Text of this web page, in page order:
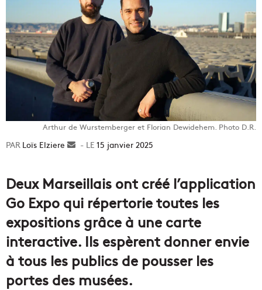
Arthur de Wurstemberger et Florian Dewidehem. Photo D.R.
Loïs Elziere
Envoyer15 janvier 2025
Deux Marseillais ont créé l’application
Go Expo qui répertorie toutes les
expositions grâce à une carte
interactive. Ils espèrent donner envie
à tous les publics de pousser les
portes des musées.